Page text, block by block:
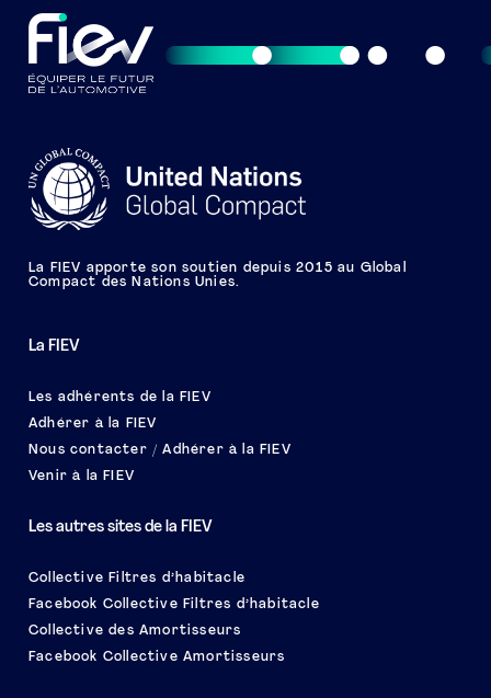
La FIEV
Les adhérents de la FIEV
Adhérer à la FIEV
Nous contacter / Adhérer à la FIEV
Venir à la FIEV
Les autres sites de la FIEV
Collective Filtres d’habitacle
Facebook Collective Filtres d’habitacle
Collective des Amortisseurs
Facebook Collective Amortisseurs
La FIEV apporte son soutien depuis 2015 au Global
Compact des Nations Unies.